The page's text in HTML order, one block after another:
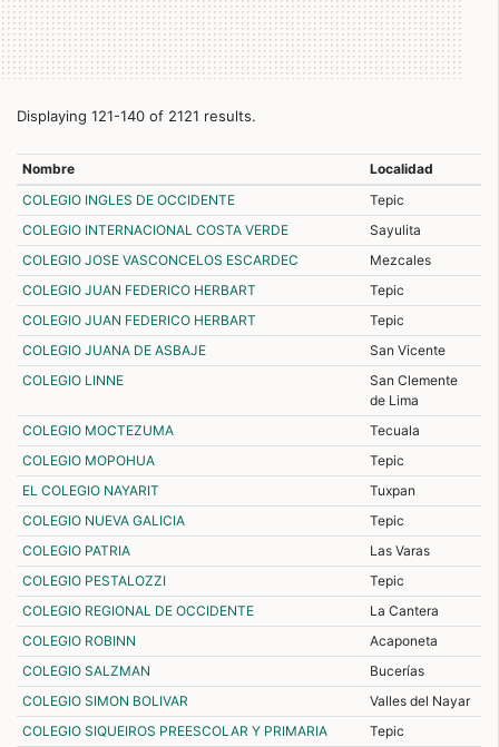
Displaying 121-140 of 2121 results.
Nombre
Localidad
COLEGIO INGLES DE OCCIDENTE
Tepic
COLEGIO INTERNACIONAL COSTA VERDE
Sayulita
COLEGIO JOSE VASCONCELOS ESCARDEC
Mezcales
COLEGIO JUAN FEDERICO HERBART
Tepic
COLEGIO JUAN FEDERICO HERBART
Tepic
COLEGIO JUANA DE ASBAJE
San Vicente
COLEGIO LINNE
San Clemente
de Lima
COLEGIO MOCTEZUMA
Tecuala
COLEGIO MOPOHUA
Tepic
EL COLEGIO NAYARIT
Tuxpan
COLEGIO NUEVA GALICIA
Tepic
COLEGIO PATRIA
Las Varas
COLEGIO PESTALOZZI
Tepic
COLEGIO REGIONAL DE OCCIDENTE
La Cantera
COLEGIO ROBINN
Acaponeta
COLEGIO SALZMAN
Bucerías
COLEGIO SIMON BOLIVAR
Valles del Nayar
COLEGIO SIQUEIROS PREESCOLAR Y PRIMARIA
Tepic